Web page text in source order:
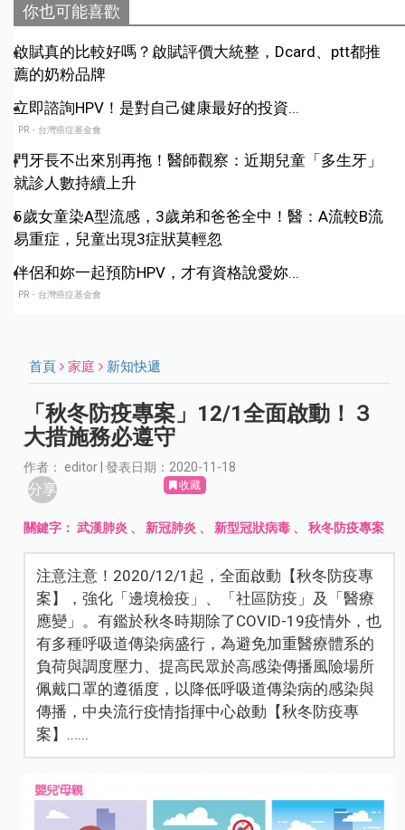
你也可能喜歡
啟賦真的比較好嗎？啟賦評價大統整，Dcard、ptt都推
薦的奶粉品牌
立即諮詢HPV！是對自己健康最好的投資...
PR・台灣癌症基金會
門牙長不出來別再拖！醫師觀察：近期兒童「多生牙」
就診人數持續上升
5歲女童染A型流感，3歲弟和爸爸全中！醫：A流較B流
易重症，兒童出現3症狀莫輕忽
伴侶和妳一起預防HPV，才有資格說愛妳...
PR・台灣癌症基金會
首頁 家庭 新知快遞
「秋冬防疫專案」12/1全面啟動！３
大措施務必遵守
作者： editor | 發表日期：2020-11-18
分享 收藏
關鍵字：武漢肺炎 、 新冠肺炎 、 新型冠狀病毒 、秋冬防疫專案
注意注意！2020/12/1起，全面啟動【秋冬防疫專
案】，強化「邊境檢疫」、「社區防疫」及「醫療
應變」。有鑑於秋冬時期除了COVID-19疫情外，也
有多種呼吸道傳染病盛行，為避免加重醫療體系的
負荷與調度壓力、提高民眾於高感染傳播風險場所
佩戴口罩的遵循度，以降低呼吸道傳染病的感染與
傳播，中央流行疫情指揮中心啟動【秋冬防疫專
案】......